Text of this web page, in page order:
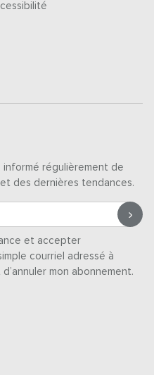
régulièrement de
des dernières tendances.
et accepter
courriel adressé à
mon abonnement.